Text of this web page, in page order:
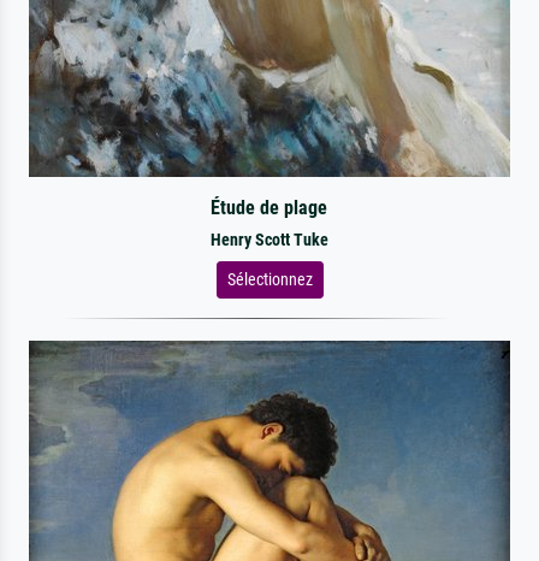
Étude de plage
Henry Scott Tuke
Sélectionnez